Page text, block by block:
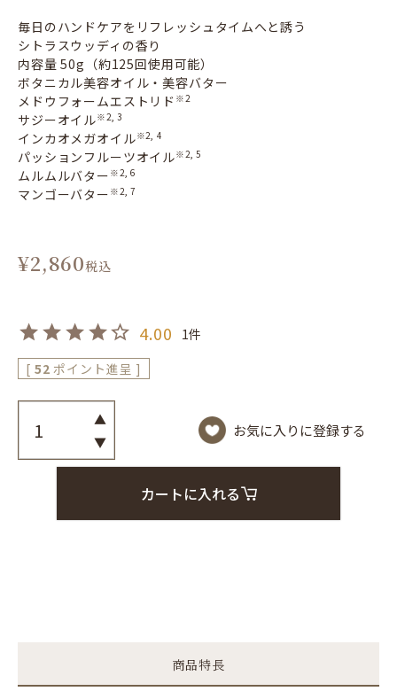
毎日のハンドケアをリフレッシュタイムへと誘う
シトラスウッディの香り
内容量 50g（約125回使用可能）
ボタニカル美容オイル・美容バター
メドウフォームエストリド ※2
サジーオイル※2, 3
インカオメガオイル※2, 4
パッションフルーツオイル※2, 5
ムルムルバター ※2, 6
マンゴーバター ※2, 7
¥2,860税込
4.00
1
[ 52 ポイント進呈 ]
お気に入りに登録する
カートに入れる
商品特長